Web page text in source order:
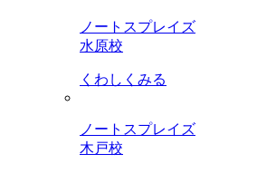
ノートスプレイズ
水原校
くわしくみる
ノートスプレイズ
木戸校